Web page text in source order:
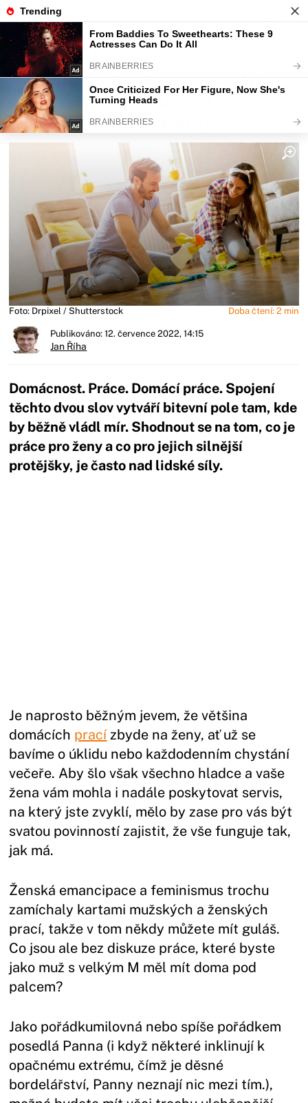
Fajntip.cz Horoskopy a zvěrokruhy
Bez ohledu na vaše znamení, tyto
práce byste jako muž měl v
domácnosti vykonávat vy
Foto: Drpixel / Shutterstock Doba čtení: 2 min
Publikováno: 12. července 2022, 14:15
Jan Říha
Domácnost. Práce. Domácí práce. Spojení
těchto dvou slov vytváří bitevní pole tam, kde
by běžně vládl mír. Shodnout se na tom, co je
práce pro ženy a co pro jejich silnější
protějšky, je často nad lidské síly.
Je naprosto běžným jevem, že většina
domácích prací zbyde na ženy, ať už se
bavíme o úklidu nebo každodenním chystání
večeře. Aby šlo však všechno hladce a vaše
žena vám mohla i nadále poskytovat servis,
na který jste zvyklí, mělo by zase pro vás být
svatou povinností zajistit, že vše funguje tak,
jak má.
Ženská emancipace a feminismus trochu
zamíchaly kartami mužských a ženských
prací, takže v tom někdy můžete mít guláš.
Co jsou ale bez diskuze práce, které byste
jako muž s velkým M měl mít doma pod
palcem?
Jako pořádkumilovná nebo spíše pořádkem
posedlá Panna (i když některé inklinují k
opačnému extrému, čímž je děsné
bordelářství, Panny neznají nic mezi tím.),